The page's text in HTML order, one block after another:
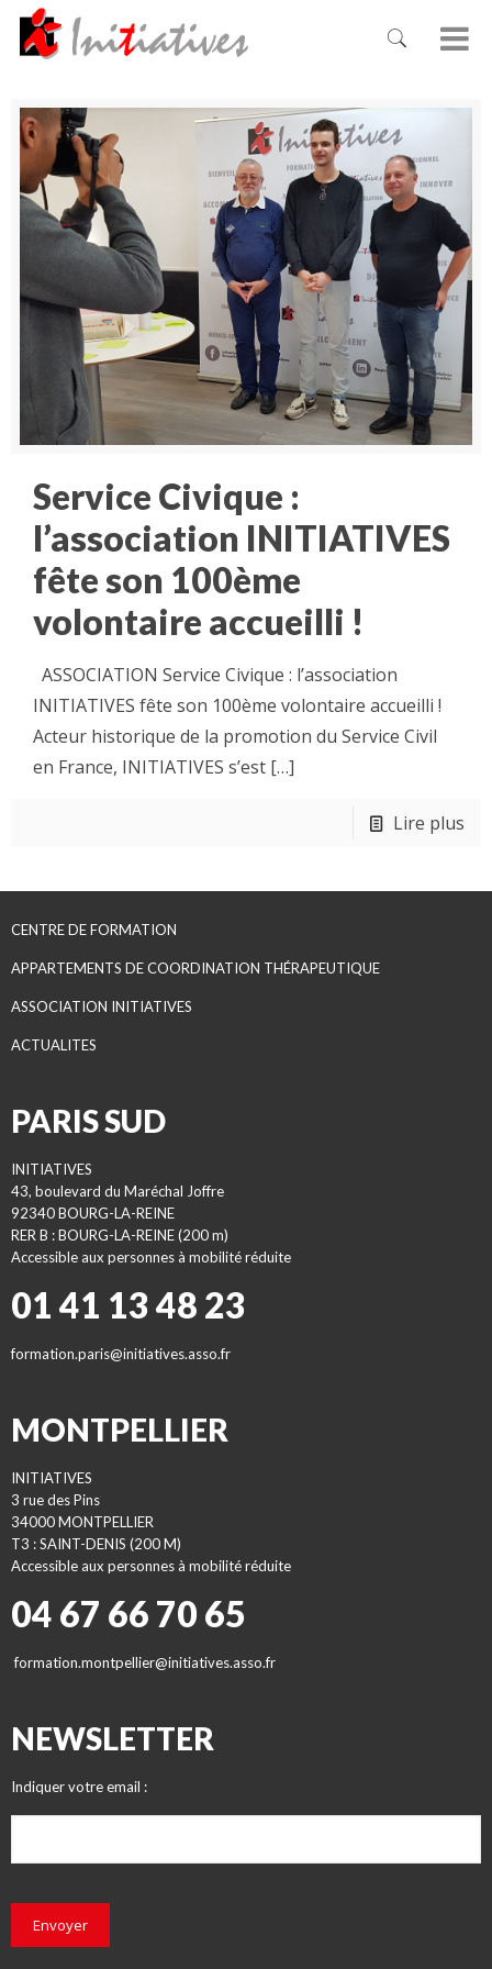
Service Civique :
l’association INITIATIVES
fête son 100ème
volontaire accueilli !
ASSOCIATION Service Civique : l’association
INITIATIVES fête son 100ème volontaire accueilli !
Acteur historique de la promotion du Service Civil
en France, INITIATIVES s’est […]
Lire plus
CENTRE DE FORMATION
APPARTEMENTS DE COORDINATION THÉRAPEUTIQUE
ASSOCIATION INITIATIVES
ACTUALITES
PARIS SUD
INITIATIVES
43, boulevard du Maréchal Joffre
92340 BOURG-LA-REINE
RER B : BOURG-LA-REINE (200 m)
Accessible aux personnes à mobilité réduite
01 41 13 48 23
formation.paris@initiatives.asso.fr
MONTPELLIER
INITIATIVES
3 rue des Pins
34000 MONTPELLIER
T3 : SAINT-DENIS (200 M)
Accessible aux personnes à mobilité réduite
04 67 66 70 65
formation.montpellier@initiatives.asso.fr
NEWSLETTER
Indiquer votre email :
Envoyer